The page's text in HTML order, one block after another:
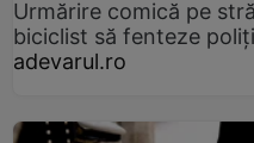
Urmărire comică pe
biciclist să fenteze
adevarul.ro